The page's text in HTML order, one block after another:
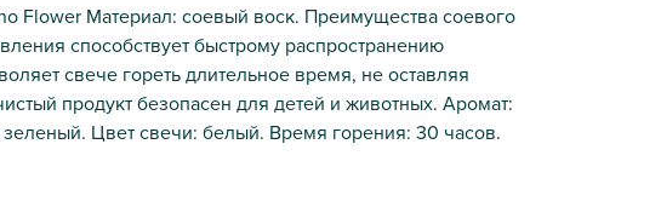
Flower Материал: соевый воск. Преимущества соевого
способствует быстрому распространению
свече гореть длительное время, не оставляя
продукт безопасен для детей и животных. Аромат:
Цвет свечи: белый. Время горения: 30 часов.